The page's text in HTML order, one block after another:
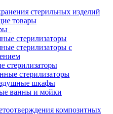
стерильных изделий
товары
стерилизаторы
стерилизаторы с
стерилизаторы
стерилизаторы
шкафы
ванны и мойки
композитных